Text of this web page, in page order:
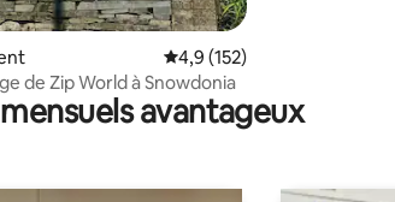
Évaluation moyenne sur la
4,9 (152)
de Zip World à Snowdonia
avantageux